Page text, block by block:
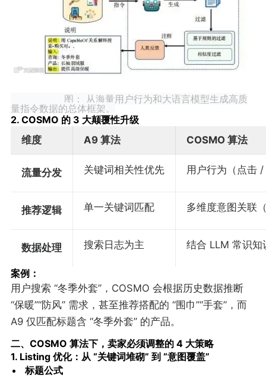
图： 从海量用户行为和大语言模型生成高质
量指令数据的总体框架。
2. COSMO 的 3 大颠覆性升级
维度
A9 算法 COSMO 算法
流量分发 关键词相关性优先 用户行为（点击
推荐逻辑 单一关键词匹配 多维度意图关联
数据处理 搜索日志为主 结合 LLM 常识
案例：
用户搜索 “冬季外套”，COSMO 会根据历史数据推断
“保暖”“防风” 需求，甚至推荐搭配的 “围巾”“手套”，而
A9 仅匹配标题含 “冬季外套” 的产品。
二、COSMO 算法下，卖家必须调整的 4 大策略
1. Listing 优化：从 “关键词堆砌” 到 “意图覆盖”
标题公式